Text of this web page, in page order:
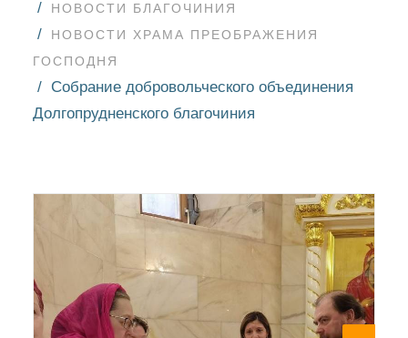
НОВОСТИ БЛАГОЧИНИЯ
НОВОСТИ ХРАМА ПРЕОБРАЖЕНИЯ
ГОСПОДНЯ
Собрание добровольческого объединения
Долгопрудненского благочиния